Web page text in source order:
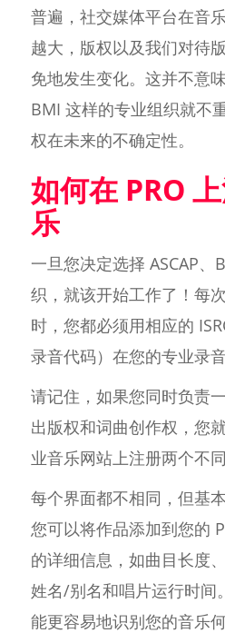
普遍，社交媒体平台在音
越大，版权以及我们对待
免地发生变化。这并不意
BMI 这样的专业组织就不
权在未来的不确定性。
如何在 PRO
乐
一旦您决定选择 ASCAP、
织，就该开始工作了！每
时，您都必须用相应的
录音代码）在您的专业录
请记住，如果您同时负责
出版权和词曲创作权，您
业音乐网站上注册两个不同
每个界面都不相同，但基
您可以将作品添加到您的
的详细信息，如曲目长度
姓名/别名和唱片运行时间
能更容易地识别您的音乐